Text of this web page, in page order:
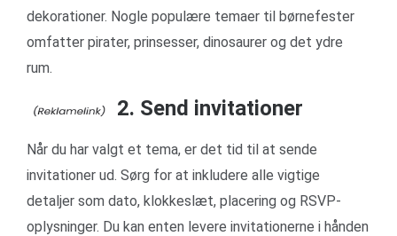
dekorationer. Nogle populære temaer til børnefester
omfatter pirater, prinsesser, dinosaurer og det ydre
rum.
2. Send invitationer
Når du har valgt et tema, er det tid til at sende
invitationer ud. Sørg for at inkludere alle vigtige
detaljer som dato, klokkeslæt, placering og RSVP-
oplysninger. Du kan enten levere invitationerne i hånden